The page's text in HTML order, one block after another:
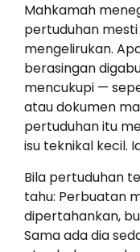
Mahkamah
pertuduhan mesti
mengelirukan.
berasingan
mencukupi —
atau dokumen
pertuduhan itu
isu teknikal kecil.
Bila pertuduhan
tahu: Perbuatan
dipertahankan,
Sama ada dia